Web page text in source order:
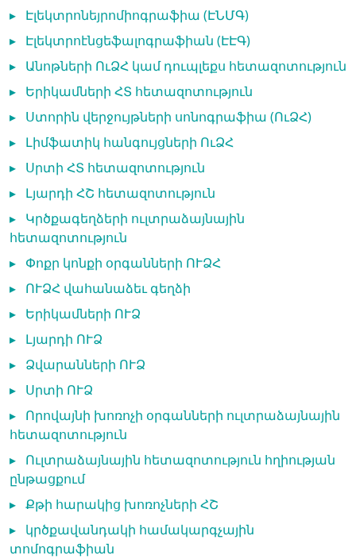
▸ Էլեկտրոնեյրոմիոգրաֆիա (ԷՆՄԳ)
▸ Էլեկտրոէնցեֆալոգրաֆիան (ԷԷԳ)
▸ Անոթների ՈւՁՀ կամ դուպլեքս հետազոտություն
▸ Երիկամների ՀՏ հետազոտություն
▸ Ստորին վերջույթների սոնոգրաֆիա (ՈւՁՀ)
▸ Լիմֆատիկ հանգույցների ՈւՁՀ
▸ Սրտի ՀՏ հետազոտություն
▸ Լյարդի ՀՇ հետազոտություն
▸ Կրծքագեղձերի ուլտրաձայնային
հետազոտություն
▸ Փոքր կոնքի օրգանների ՈՒՁՀ
▸ ՈՒՁՀ վահանաձեւ գեղձի
▸ Երիկամների ՈՒՁ
▸ Լյարդի ՈՒՁ
▸ Ձվարանների ՈՒՁ
▸ Սրտի ՈՒՁ
▸ Որովայնի խոռոչի օրգանների ուլտրաձայնային
հետազոտություն
▸ Ուլտրաձայնային հետազոտություն հղիության
ընթացքում
▸ Քթի հարակից խոռոչների ՀՇ
▸ կրծքավանդակի համակարգչային
տոմոգրաֆիան